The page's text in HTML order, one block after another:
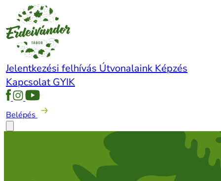
Jelentkezési felhívásÚtvonalainkKépzés
KapcsolatGYIK
Belépés